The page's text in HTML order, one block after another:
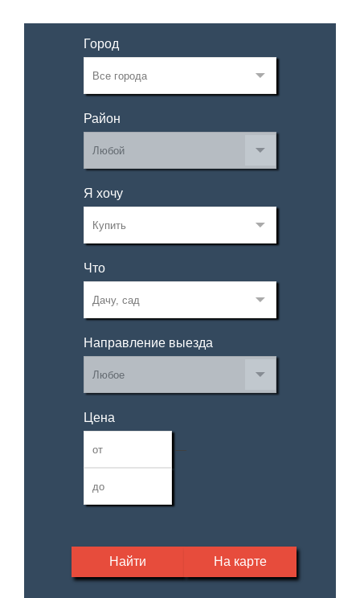
Город
Район
Я хочу
Что
Направление выезда
Цена
—
Найти На карте